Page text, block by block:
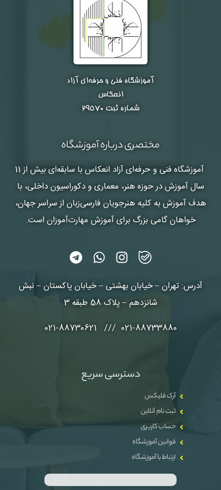
آموزشگاه فنی و حرفه‌ای آزاد
انعکاس
شماره ثبت ۲۹۵۷۰
مختصری درباره آموزشگاه
آموزشگاه فنی و حرفه‌ای آزاد انعکاس
با سابقه‌ای بیش از 11
سال آموزش در حوزه هنر، معماری و دکوراسیون داخلی، با
هدف آموزش به کلیه هنرجویان فارسی‌زبان از سراسر جهان،
خواهان گامی بزرگ برای آموزش مهارت‌آموزان است.
آدرس: تهران – خیابان بهشتی – خیابان پاکستان – نبش
شانزدهم – پلاک 58 طبقه 3
021-88733880 /// 021-88730621
دسترسی سریع
آرک فلیکس
ثبت نام آنلاین
حساب کاربری
قوانین آموزشگاه
ارتباط با آموزشگاه